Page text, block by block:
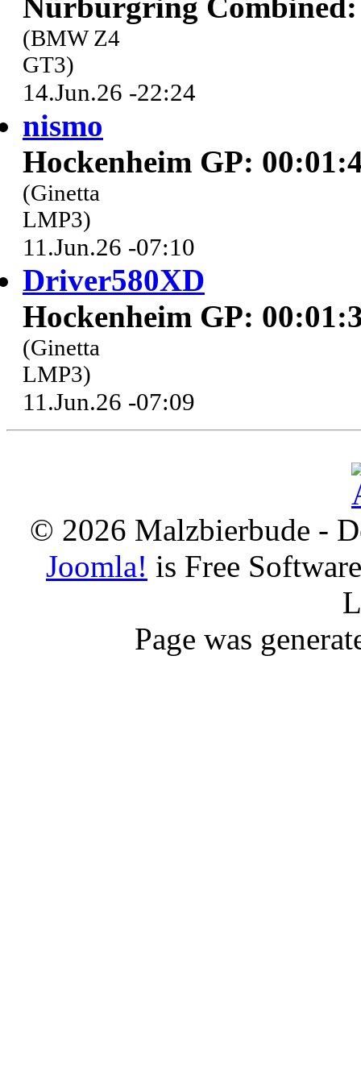
Nürburgring Combined:
(BMW Z4
GT3)
14.Jun.26 -22:24
nismo
Hockenheim GP:
(Ginetta
LMP3)
11.Jun.26 -07:10
Driver580XD
Hockenheim GP:
(Ginetta
LMP3)
11.Jun.26 -07:09
© 2026 Malzbierbude -
Joomla! is Free
Page was